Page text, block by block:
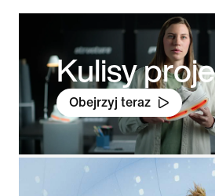
Kulisy
Obejrzyj teraz